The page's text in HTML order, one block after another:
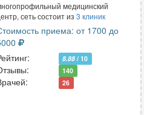
медицинский
сеть состоит из 3 клиник
приема: от 1700 до
8.88 / 10
140
26